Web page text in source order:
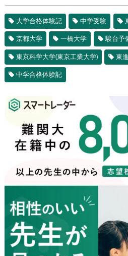
大学合格体験記 中学受験
京都大学 一橋大学 駿台予
東京科学大学(東京工業大学) 東
中学合格体験記